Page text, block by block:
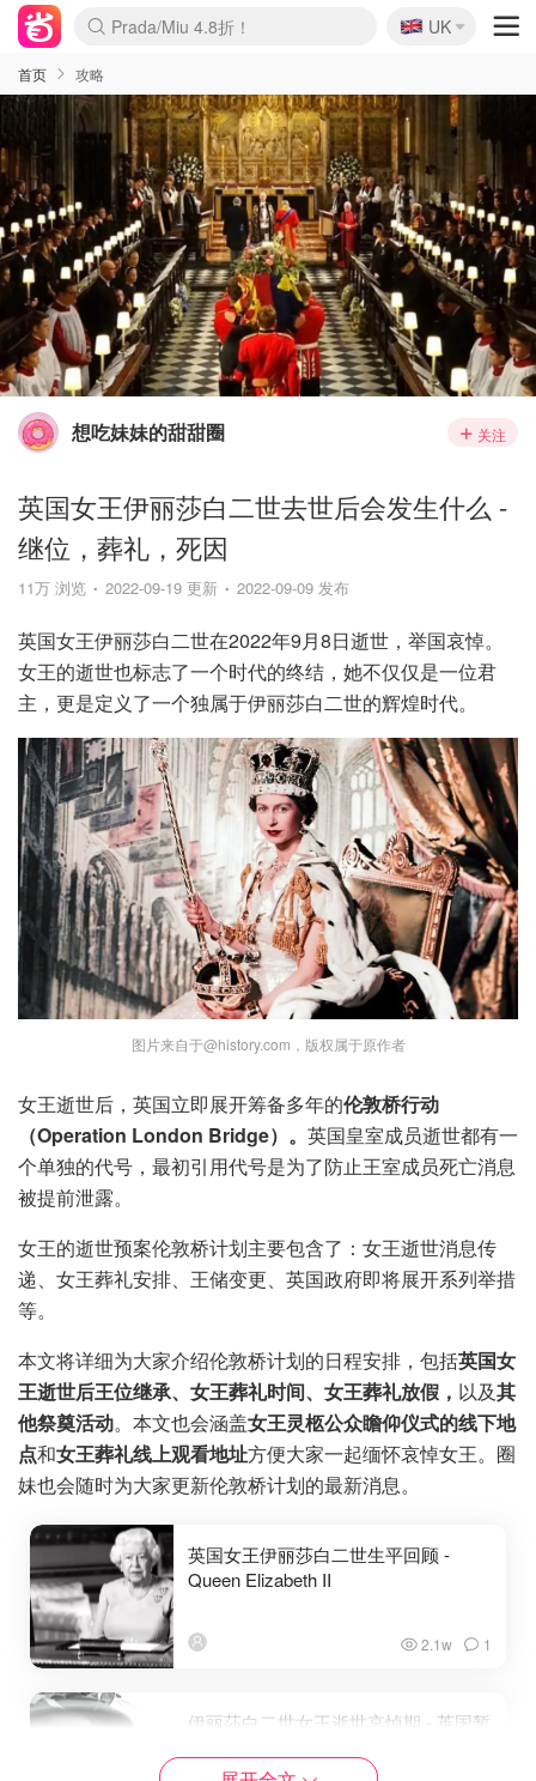
Prada/Miu 4.8折！
🇬🇧
UK
首页 攻略
想吃妹妹的甜甜圈 关注
英国女王伊丽莎白二世去世后会发生什么 -
继位，葬礼，死因
11万 浏览 2022-09-19 更新 2022-09-09 发布
英国女王伊丽莎白二世在2022年9月8日逝世，举国哀悼。
女王的逝世也标志了一个时代的终结，她不仅仅是一位君
主，更是定义了一个独属于伊丽莎白二世的辉煌时代。
图片来自于@history.com，版权属于原作者
女王逝世后，英国立即展开筹备多年的伦敦桥行动
（Operation London Bridge）。 英国皇室成员逝世都有一
个单独的代号，最初引用代号是为了防止王室成员死亡消息
被提前泄露。
女王的逝世预案伦敦桥计划主要包含了：女王逝世消息传
递、女王葬礼安排、王储变更、英国政府即将展开系列举措
等。
本文将详细为大家介绍伦敦桥计划的日程安排，包括英国女
王逝世后王位继承、女王葬礼时间、女王葬礼放假， 以及其
他祭奠活动。本文也会涵盖女王灵柩公众瞻仰仪式的线下地
点和女王葬礼线上观看地址方便大家一起缅怀哀悼女王。圈
妹也会随时为大家更新伦敦桥计划的最新消息。
英国女王伊丽莎白二世生平回顾 -
Queen Elizabeth II
2.1w 1
伊丽莎白二世女王逝世哀悼期 - 英国暂